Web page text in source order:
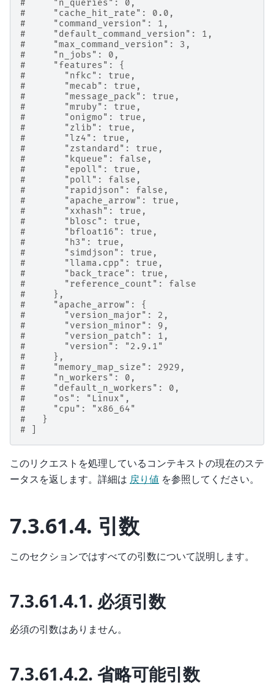
#     "n_queries": 0,
#     "cache_hit_rate": 0.0,
#     "command_version": 1,
#     "default_command_version": 1,
#     "max_command_version": 3,
#     "n_jobs": 0,
#     "features": {
#       "nfkc": true,
#       "mecab": true,
#       "message_pack": true,
#       "mruby": true,
#       "onigmo": true,
#       "zlib": true,
#       "lz4": true,
#       "zstandard": true,
#       "kqueue": false,
#       "epoll": true,
#       "poll": false,
#       "rapidjson": false,
#       "apache_arrow": true,
#       "xxhash": true,
#       "blosc": true,
#       "bfloat16": true,
#       "h3": true,
#       "simdjson": true,
#       "llama.cpp": true,
#       "back_trace": true,
#       "reference_count": false
#     },
#     "apache_arrow": {
#       "version_major": 2,
#       "version_minor": 9,
#       "version_patch": 1,
#       "version": "2.9.1"
#     },
#     "memory_map_size": 2929,
#     "n_workers": 0,
#     "default_n_workers": 0,
#     "os": "Linux",
#     "cpu": "x86_64"
#   }
# ]
このリクエストを処理しているコンテキストの現在のステ
ータスを返します。詳細は 戻り値 を参照してください。
7.3.61.4. 引数
このセクションではすべての引数について説明します。
7.3.61.4.1. 必須引数
必須の引数はありません。
7.3.61.4.2. 省略可能引数